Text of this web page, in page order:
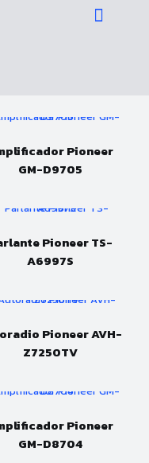
Pioneer
GM-D9705
Pioneer TS-
A6997S
Pioneer AVH-
Z7250TV
Pioneer
GM-D8704